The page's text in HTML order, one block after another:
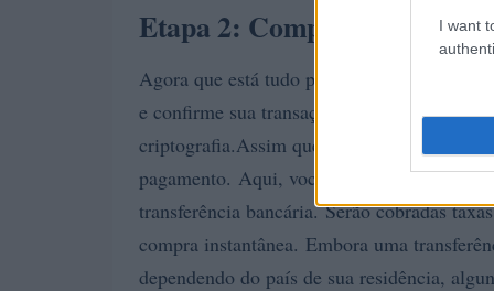
I want
Etapa 2: Compre USDT
Agora que está tudo pronto, clique no
e confirme sua transação … e parabéns!
criptografia.Assim que terminar o processo
pagamento. Aqui, você pode optar por
transferência bancária. Serão cobradas
compra instantânea. Embora uma
dependendo do país de sua residência,